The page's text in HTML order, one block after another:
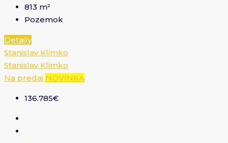
813 m²
Pozemok
Detaily
Stanislav Klimko
Stanislav Klimko
Na predaj NOVINKA
136.785€